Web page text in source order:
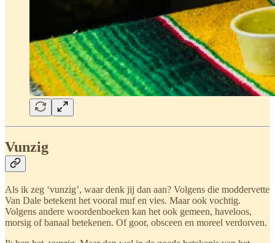
Vunzig
Als ik zeg ‘vunzig’, waar denk jij dan aan? Volgens die moddervette
Van Dale betekent het vooral muf en vies. Maar ook vochtig.
Volgens andere woordenboeken kan het ook gemeen, haveloos,
morsig of banaal betekenen. Of goor, obsceen en moreel verdorven.